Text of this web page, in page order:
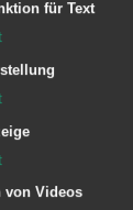
für Text
von Videos